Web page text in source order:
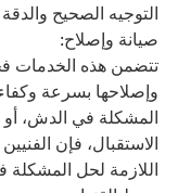
التوجيه الصحيح
صيانة وإصلاح:
تتضمن هذه الخدمات
وإصلاحها بسرعة
المشكلة في الدش، أو
الاستقبال، فإن
اللازمة لحل